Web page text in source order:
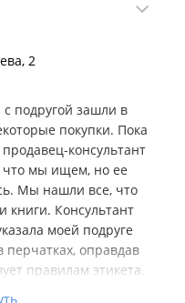
2
подругой зашли в
покупки. Пока
консультант
что мы ищем, но ее
Мы нашли все, что
книги. Консультант
моей подруге
перчатках, оправдав
правилам этикета.